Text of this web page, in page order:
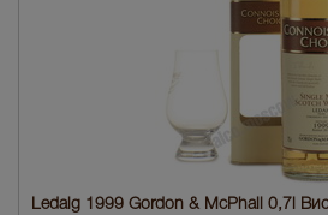
Ledaig 1999 Gordon & McPhail 0,7l